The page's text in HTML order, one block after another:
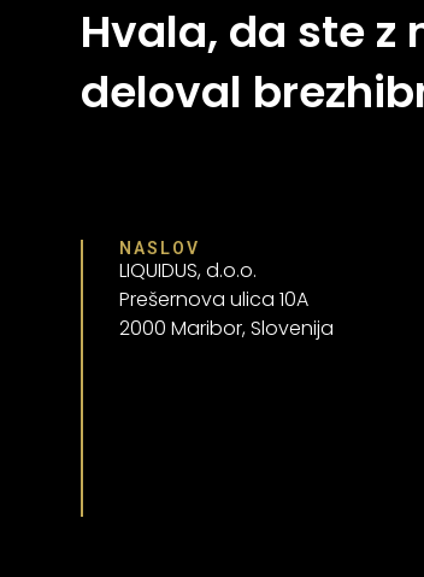
Hvala, da ste
deloval
NASLOV
LIQUIDUS, d.o.o.
Prešernova ulica 10A
2000 Maribor, Slovenija